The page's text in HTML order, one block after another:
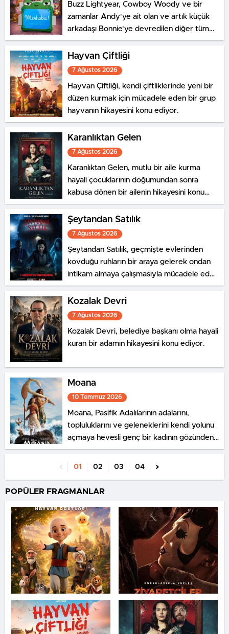
Buzz Lightyear, Cowboy Woody ve bir
zamanlar Andy'ye ait olan ve artık küçük
arkadaşı Bonnie'ye devredilen diğer tüm
oyuncaklar geri döndü ve yeni bir macera
başlıyor.
Hayvan Çiftliği
7 Ağustos 2026
Hayvan Çiftliği, kendi çiftliklerinde yeni bir
düzen kurmak için mücadele eden bir grup
hayvanın hikayesini konu ediyor.
Karanlıktan Gelen
7 Ağustos 2026
Karanlıktan Gelen, mutlu bir aile kurma
hayali çocuklarının doğumundan sonra
kabusa dönen bir ailenin hikayesini konu
ediyor.
Şeytandan Satılık
7 Ağustos 2026
Şeytandan Satılık, geçmişte evlerinden
kovduğu ruhların bir araya gelerek ondan
intikam almaya çalışmasıyla mücadele eden
bir şeytan kovucunun hikayesini konu
ediyor.
Kozalak Devri
7 Ağustos 2026
Kozalak Devri, belediye başkanı olma hayali
kuran bir adamın hikayesini konu ediyor.
Moana
10 Temmuz 2026
Moana, Pasifik Adalılarının adalarını,
topluluklarını ve geleneklerini kendi yolunu
açmaya hevesli genç bir kadının gözünden
anlatıyor.
01 02 03 04
POPÜLER FRAGMANLAR